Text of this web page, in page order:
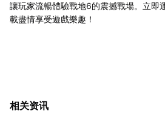
讓玩家流暢體驗戰地6的震撼戰場。立即
載盡情享受遊戲樂趣！
相关资讯